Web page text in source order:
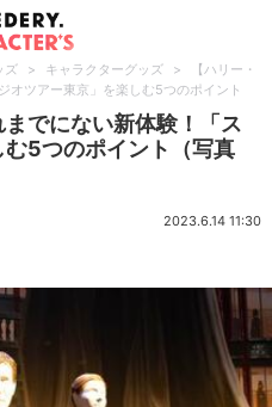
ズ > キャラクターグッズ >
【ハリー・
オツアー東京」を楽しむ5つのポイント
までにない新体験！「ス
5つのポイント（写真
2023.6.14 11:30